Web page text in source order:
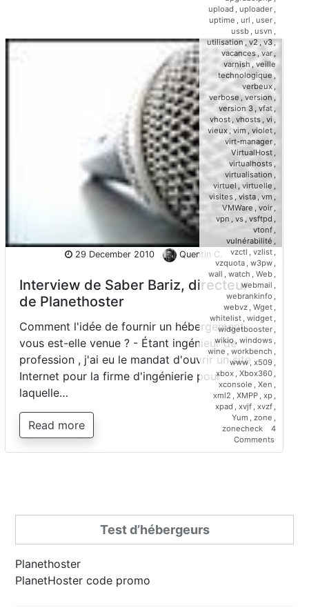
29 December 2010 Quentin C.
Interview de Saber Bariz, directeur
de Planethoster
Comment l'idée de fournir un hébergement
vous est-elle venue ? - Étant ingénieur de
profession , j'ai eu le mandat d'ouvrir un site
Internet pour la firme d'ingénierie pour
laquelle…
Read more
upload , uploader ,
uptime , url , user ,
ussb , usvn ,
utilisation,v2,v3,
vacances , var,
varnish , veille
technologique ,
verbeux ,
verbose ,version,
version 3 ,vfat ,
vhost , vhosts , vi ,
vieux , vim , violet,
virt-manager ,
VirtualHost ,
virtualhosts ,
virtualisation ,
virtuel, virtuelle ,
visites , vista , vm ,
VMWare , voir ,
vpn , vs , vsftpd ,
vtonf ,
vulnérabilité ,
vzctl , vzlist ,
vzquota , w3pw ,
wall , watch , Web ,
webmail ,
webrankinfo ,
webvz , Wget ,
whitelist , widget ,
widgetbooster ,
wikio, windows ,
wine , workbench ,
www, x509 ,
xbox , Xbox360 ,
xconsole , Xen ,
xml2 , XMPP , xp ,
xpad , xvjf , xvzf ,
Yum , zone ,
zonecheck
4
Commentson
Interview
Test d’hébergeurs
Planethoster
PlanetHoster code promo